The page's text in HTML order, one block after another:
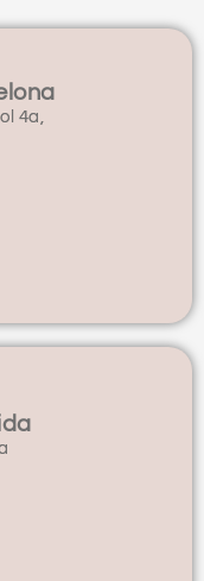
4a,